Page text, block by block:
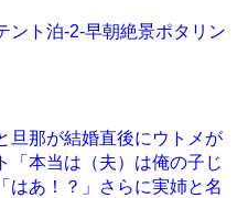
ント泊-2-早朝絶景ポタリン
旦那が結婚直後にウトメが
本当は（夫）は俺の子じ
はあ！？」さらに実姉と名